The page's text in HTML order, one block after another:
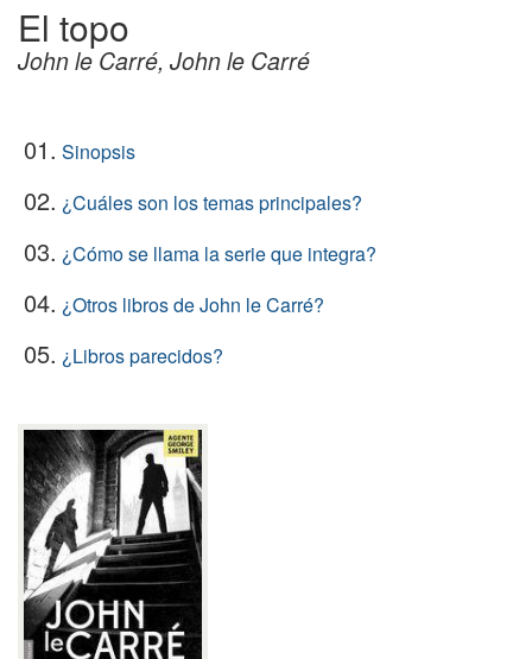
El topo
John le Carré, John le Carré
01. Sinopsis
02. ¿Cuáles son los temas principales?
03. ¿Cómo se llama la serie que integra?
04. ¿Otros libros de John le Carré?
05. ¿Libros parecidos?